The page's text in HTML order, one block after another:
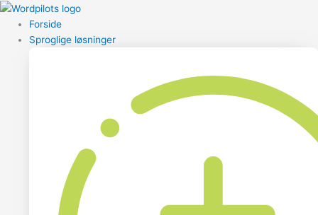
Forside
Sproglige løsninger